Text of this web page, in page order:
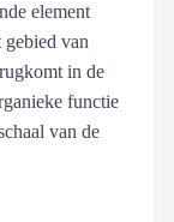
element
van
in de
functie
van de